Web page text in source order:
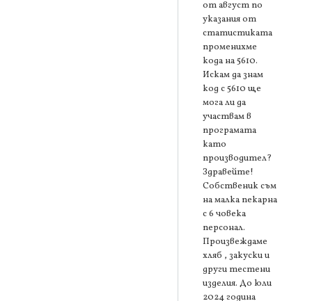
от август по
указания от
статистиката
променихме
кода на 5610.
Искам да знам
код с 5610 ще
мога ли да
участвам в
програмата
като
производител?
Здравейте!
Собственик съм
на малка пекарна
с 6 човека
персонал.
Произвеждаме
хляб , закуски и
други тестени
изделия. До юли
2024 година